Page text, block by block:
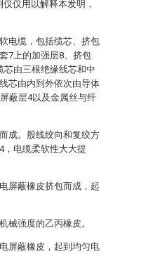
仅用以解释本发明，
电缆，包括缆芯、挤包
7上的加强层8、挤包
芯由三根绝缘线芯和中
芯由内到外依次由导体
蔽层4以及金属丝与纤
成。股线绞向和复绞方
，电缆柔软性大大提
屏蔽橡皮挤包而成，起
械强度的乙丙橡皮。
屏蔽橡皮，起到均匀电